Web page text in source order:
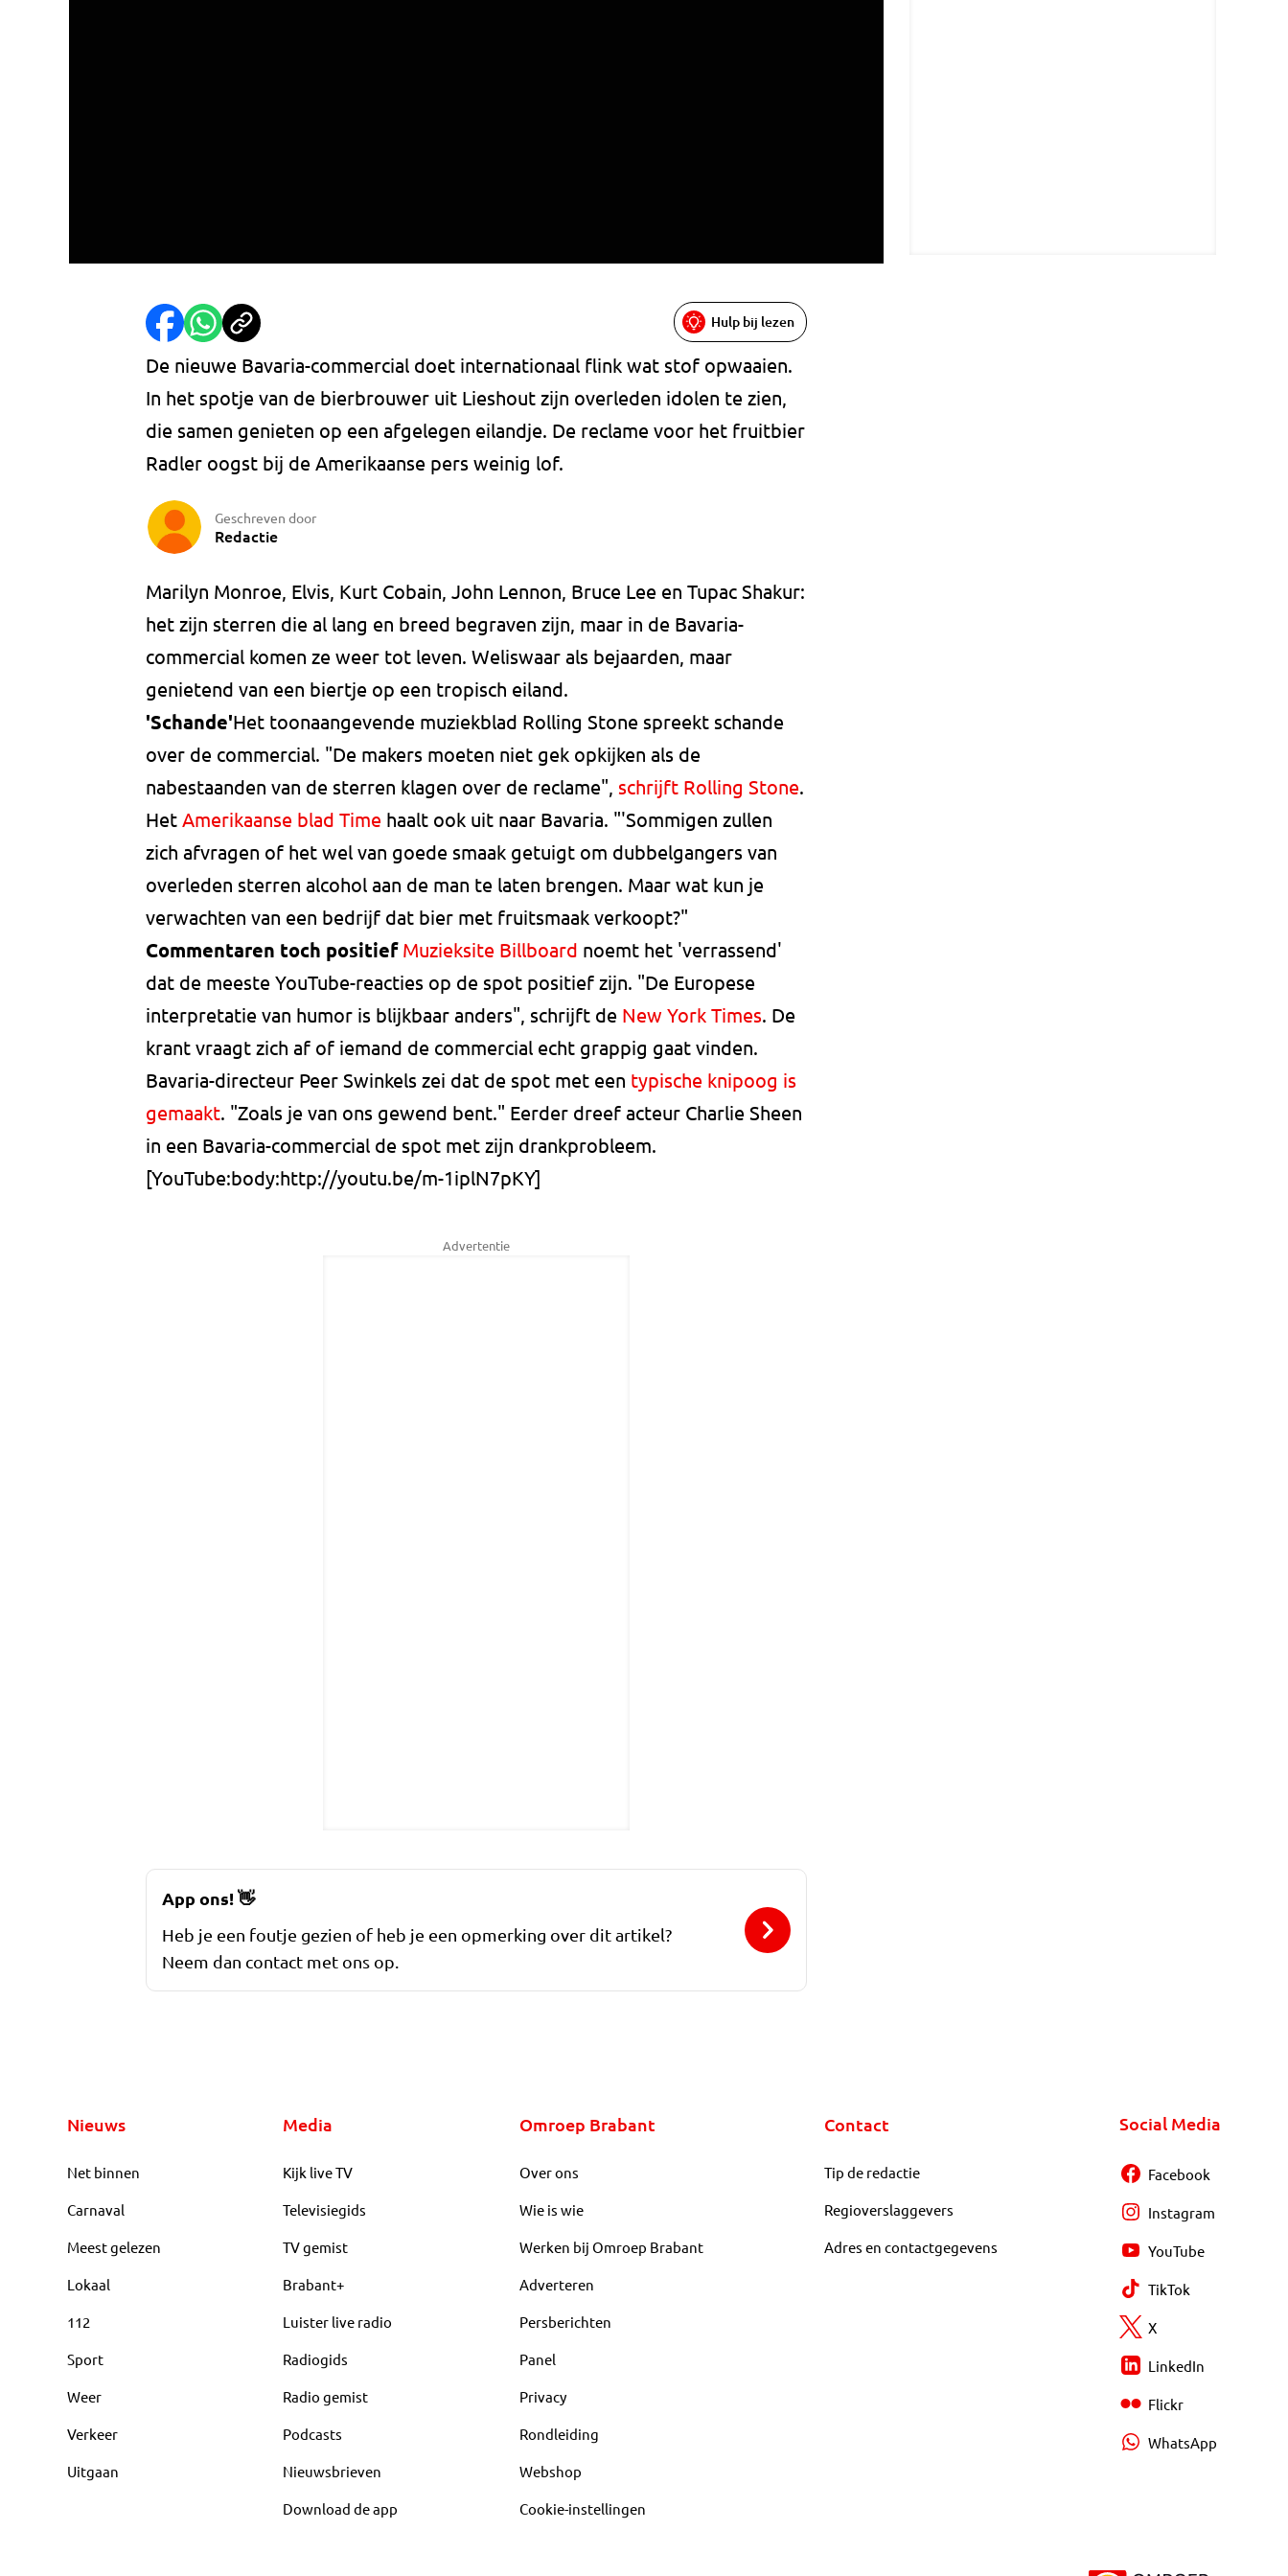
Hulp bij lezen
De nieuwe Bavaria-commercial doet internationaal flink wat stof opwaaien.
In het spotje van de bierbrouwer uit Lieshout zijn overleden idolen te zien,
die samen genieten op een afgelegen eilandje. De reclame voor het fruitbier
Radler oogst bij de Amerikaanse pers weinig lof.
Geschreven door
Redactie
Marilyn Monroe, Elvis, Kurt Cobain, John Lennon, Bruce Lee en Tupac Shakur:
het zijn sterren die al lang en breed begraven zijn, maar in de Bavaria-
commercial komen ze weer tot leven. Weliswaar als bejaarden, maar
genietend van een biertje op een tropisch eiland.
'Schande'Het toonaangevende muziekblad Rolling Stone spreekt schande
over de commercial. "De makers moeten niet gek opkijken als de
nabestaanden van de sterren klagen over de reclame", schrijft Rolling Stone.
Het Amerikaanse blad Time haalt ook uit naar Bavaria. "'Sommigen zullen
zich afvragen of het wel van goede smaak getuigt om dubbelgangers van
overleden sterren alcohol aan de man te laten brengen. Maar wat kun je
verwachten van een bedrijf dat bier met fruitsmaak verkoopt?"
Commentaren toch positiefMuzieksite Billboard noemt het 'verrassend'
dat de meeste YouTube-reacties op de spot positief zijn. "De Europese
interpretatie van humor is blijkbaar anders", schrijft de New York Times. De
krant vraagt zich af of iemand de commercial echt grappig gaat vinden.
Bavaria-directeur Peer Swinkels zei dat de spot met een typische knipoog is
gemaakt. "Zoals je van ons gewend bent." Eerder dreef acteur Charlie Sheen
in een Bavaria-commercial de spot met zijn drankprobleem.
[YouTube:body:http://youtu.be/m-1iplN7pKY]
Advertentie
App ons!👋
Heb je een foutje gezien of heb je een opmerking over dit artikel?
Neem dan contact met ons op.
Nieuws
Net binnen
Carnaval
Meest gelezen
Lokaal
112
Sport
Weer
Verkeer
Uitgaan
Media
Kijk live TV
Televisiegids
TV gemist
Brabant+
Luister live radio
Radiogids
Radio gemist
Podcasts
Nieuwsbrieven
Download de app
Omroep Brabant
Over ons
Wie is wie
Werken bij Omroep Brabant
Adverteren
Persberichten
Panel
Privacy
Rondleiding
Webshop
Cookie-instellingen
Contact
Tip de redactie
Regioverslaggevers
Adres en contactgegevens
Social Media
Facebook
Instagram
YouTube
TikTok
X
LinkedIn
Flickr
WhatsApp